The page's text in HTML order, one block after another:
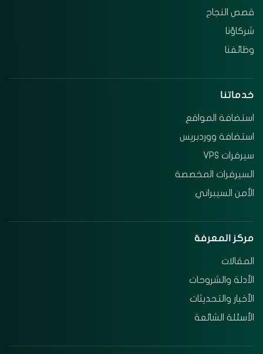
قصص النجاح
شركاؤنا
وظائفنا
خدماتنا
استضافة المواقع
استضافة ووردبريس
سيرفرات VPS
السيرفرات المخصصة
الأمن السيبراني
مركز المعرفة
المقالات
الأدلة والشروحات
الأخبار والتحديثات
الأسئلة الشائعة